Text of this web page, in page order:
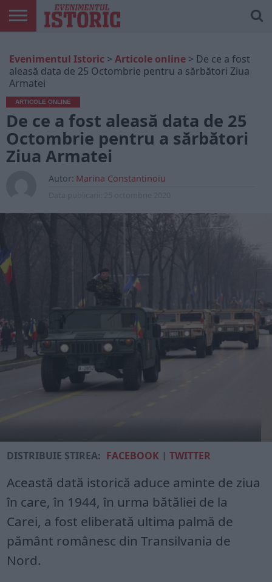
ONLINE
EDIȚII
TIPĂRITE
ISTORIC
PLAY
CONTUL
MEU
Evenimentul Istoric > Articole online > De ce a fost
aleasă data de 25 Octombrie pentru a sărbători Ziua
Armatei
ARTICOLE ONLINE
De ce a fost aleasă data de 25
Octombrie pentru a sărbători
Ziua Armatei
Autor: Marina Constantinoiu
DISTRIBUIE ȘTIREA: FACEBOOK |TWITTER
Această dată istorică aduce aminte de ziua
în care, în 1944, în urma bătăliei de la
Carei, a fost eliberată ultima palmă de
pământ românesc din Transilvania de
Nord.